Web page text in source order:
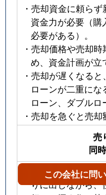
・売却資金に頼らず
資金力が必要（購
必要がある）。
・売却価格や売却
め、資金計画が立
・売却が遅くなる
ローンが二重に
ローン、ダブルロ
・売却を急ぐと売却
売
同
・売り買い同時進
りに出しながら、
この会社に問